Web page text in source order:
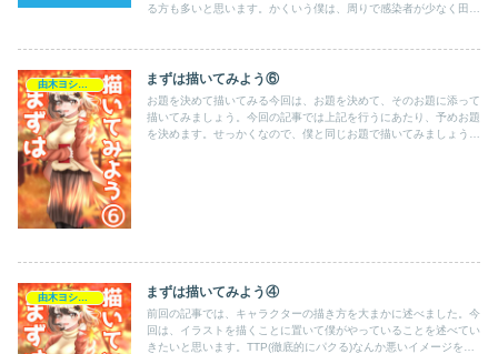
る方も多いと思います。かくいう僕は、周りで感染者が少なく田舎
まずは描いてみよう⑥
お題を決めて描いてみる今回は、お題を決めて、そのお題に添って
描いてみましょう。今回の記事では上記を行うにあたり、予めお題
を決めます。せっかくなので、僕と同じお題で描いてみましょう。
まずは描いてみよう④
前回の記事では、キャラクターの描き方を大まかに述べました。今
回は、イラストを描くことに置いて僕がやっていることを述べてい
きたいと思います。TTP(徹底的にパクる)なんか悪いイメージを持